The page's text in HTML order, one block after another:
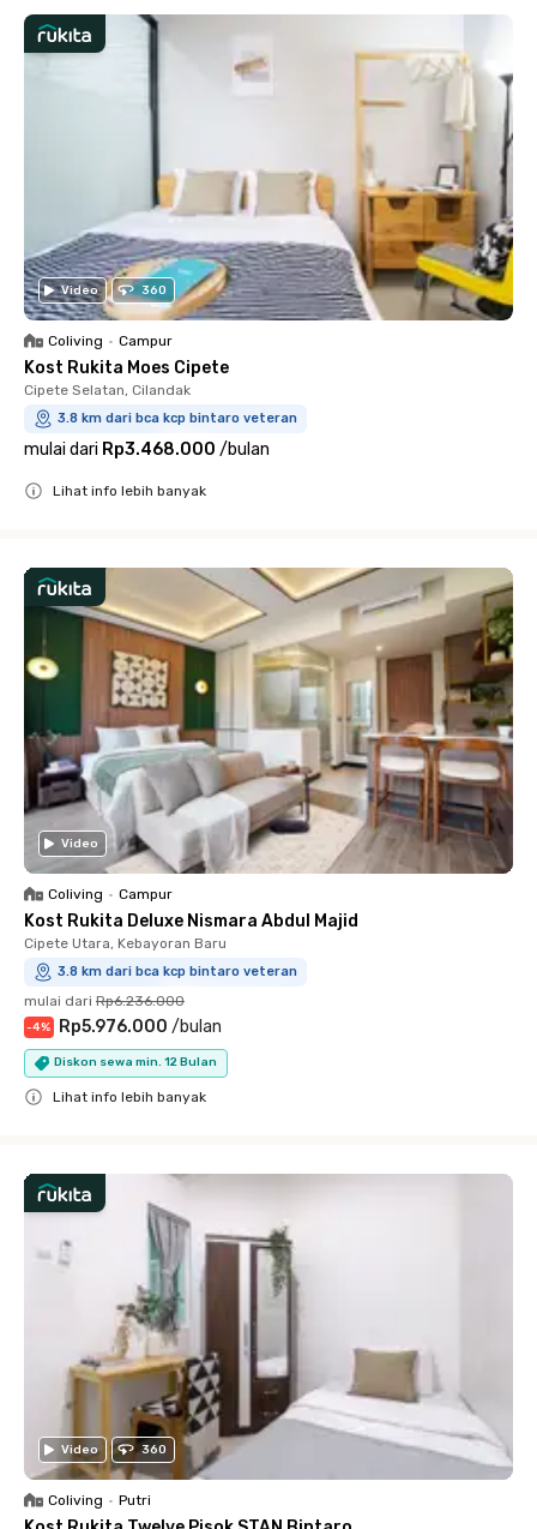
Video 360
Coliving • Campur
Kost Rukita Moes Cipete
Cipete Selatan, Cilandak
3.8 km dari bca kcp bintaro veteran
mulai dari Rp3.468.000 /bulan
Lihat info lebih banyak
Video
Coliving • Campur
Kost Rukita Deluxe Nismara Abdul Majid
Cipete Utara, Kebayoran Baru
3.8 km dari bca kcp bintaro veteran
mulai dari Rp6.236.000
-4% Rp5.976.000 /bulan
Diskon sewa min. 12 Bulan
Lihat info lebih banyak
Video 360
Coliving • Putri